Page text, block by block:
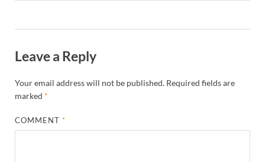
Leave a Reply
Your email address will not be published. Required fields are
marked *
COMMENT*